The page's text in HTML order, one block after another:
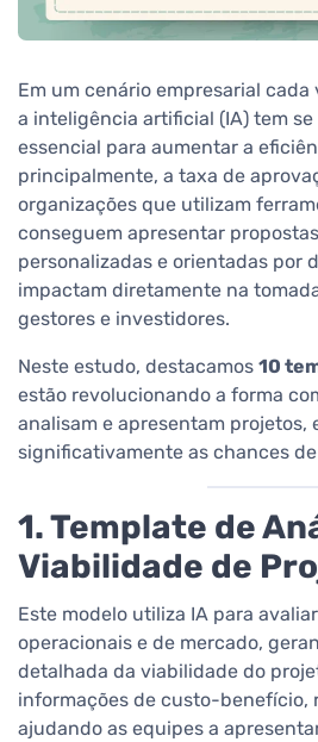
Em um cenário empresarial
a inteligência artificial (IA) tem
essencial para aumentar a
principalmente, a taxa de
organizações que utilizam
conseguem apresentar
personalizadas e orientadas por
impactam diretamente na
gestores e investidores.
Neste estudo, destacamos 10
estão revolucionando a forma
analisam e apresentam projetos,
significativamente as chances
1. Template de
Viabilidade de
Este modelo utiliza IA para
operacionais e de mercado,
detalhada da viabilidade do
informações de custo-benefício,
ajudando as equipes a